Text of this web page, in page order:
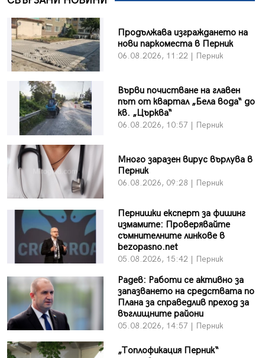
Продължава изграждането на
нови паркоместа в Перник
06.08.2026, 11:22 | Перник
Върви почистване на главен
път от квартал „Бела вода“ до
кв. „Църква“
06.08.2026, 10:57 | Перник
Много заразен вирус върлува в
Перник
06.08.2026, 09:28 | Перник
Пернишки експерт за фишинг
измамите: Проверявайте
съмнителните линкове в
bezopasno.net
05.08.2026, 15:42 | Перник
Радев: Работи се активно за
запазването на средствата по
Плана за справедлив преход за
въглищните райони
05.08.2026, 14:57 | Перник
„Топлофикация Перник“